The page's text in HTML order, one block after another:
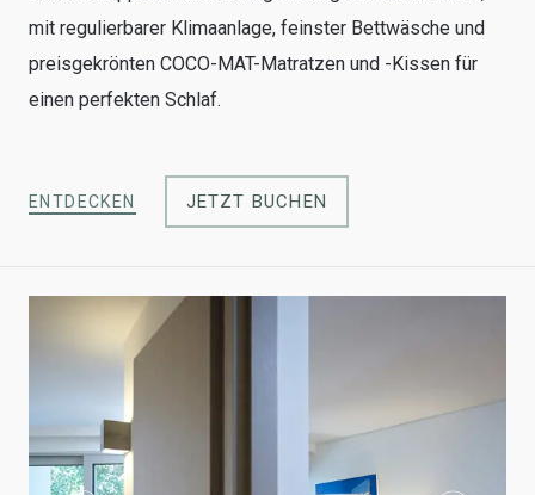
mit regulierbarer Klimaanlage, feinster Bettwäsche und
preisgekrönten COCO-MAT-Matratzen und -Kissen für
einen perfekten Schlaf.
ENTDECKEN JETZT BUCHEN